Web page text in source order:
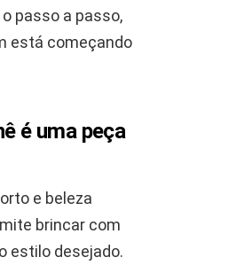
passo a passo,
está começando
é uma peça
e beleza
brincar com
estilo desejado.